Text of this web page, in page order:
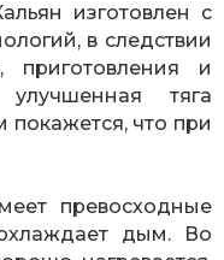
изготовлен с
в следствии
приготовления и
тяга
покажется, что при
превосходные
дым. Во